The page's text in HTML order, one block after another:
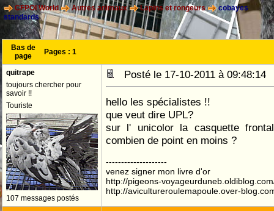
CFPOI World Autres animaux Lapins et rongeurs
cobayes
standards
Bas de
page
Pages : 1
quitrape
toujours chercher pour
savoir !!
Touriste
107 messages postés
Posté le 17-10-2011 à
hello les spécialistes !!
que veut dire UPL?
sur l' unicolor la casquette
combien de point en moins ?
--------------------
venez signer mon livre d'or
http://pigeons-
http://avicultureroulemapoule.over-